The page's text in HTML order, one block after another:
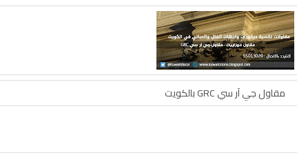
مقاول جي آر سي GRC بالكويت